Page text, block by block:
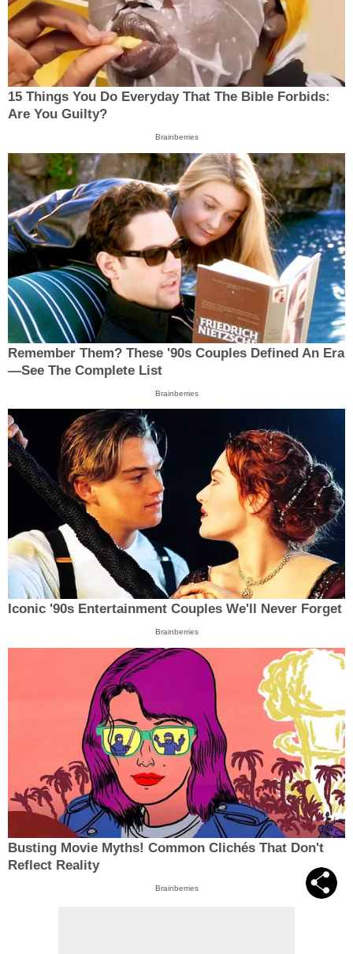
15 Things You Do Everyday That The Bible Forbids:
Are You Guilty?
Brainberries
Remember Them? These '90s Couples Defined An Era
—See The Complete List
Brainberries
Iconic '90s Entertainment Couples We'll Never Forget
Brainberries
Busting Movie Myths! Common Clichés That Don't
Reflect Reality
Brainberries